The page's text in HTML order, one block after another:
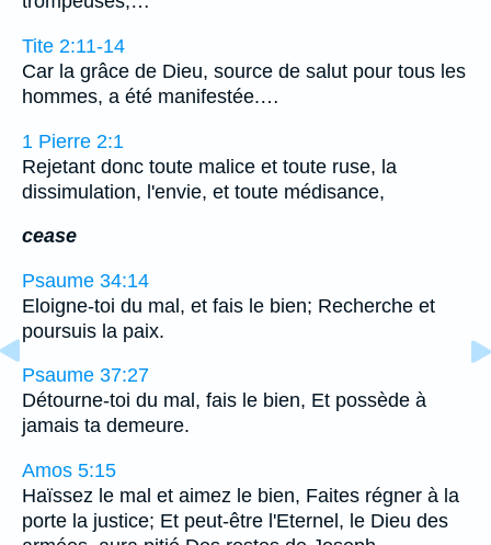
Tite 2:11-14
Car la grâce de Dieu, source de salut pour tous les
hommes, a été manifestée.…
1 Pierre 2:1
Rejetant donc toute malice et toute ruse, la
dissimulation, l'envie, et toute médisance,
cease
Psaume 34:14
Eloigne-toi du mal, et fais le bien; Recherche et
poursuis la paix.
Psaume 37:27
Détourne-toi du mal, fais le bien, Et possède à
jamais ta demeure.
Amos 5:15
Haïssez le mal et aimez le bien, Faites régner à la
porte la justice; Et peut-être l'Eternel, le Dieu des